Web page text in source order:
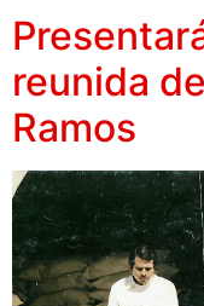
reunida
Ramos